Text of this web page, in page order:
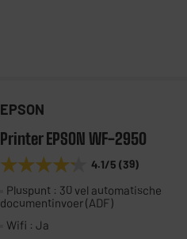
EPSON
Printer EPSON WF-2950
★★★★★
★★★★★ 4.1/5 (39)
Pluspunt : 30 vel automatische
documentinvoer (ADF)
Wifi : Ja